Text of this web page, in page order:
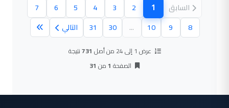
السابق 1
(الصفحة الحالية)
2
3
4
5
6
7
8
9
10
...
30
31 التالي
عرض 1 إلى 24 من أصل 731نتيجة
الصفحة 1من 31